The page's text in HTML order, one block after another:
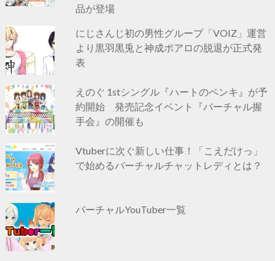
品が登場
にじさんじ初の男性グループ「VOIZ」運営
より黒羽黒兎と神成ポアロの脱退が正式発
表
えのぐ 1stシングル『ハートのペンキ』が予
約開始 発売記念イベント『バーチャル握
手会』の開催も
Vtuberに次ぐ新しい仕事！「こえだけっ」
で始めるバーチャルチャットレディとは？
バーチャルYouTuber一覧